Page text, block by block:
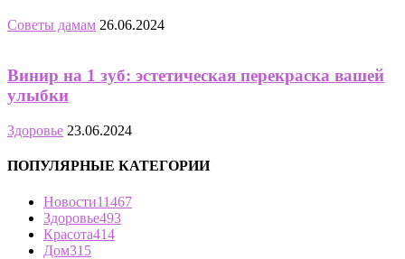
Советы дамам 26.06.2024
Винир на 1 зуб: эстетическая перекраска вашей
улыбки
Здоровье 23.06.2024
ПОПУЛЯРНЫЕ КАТЕГОРИИ
Новости11467
Здоровье493
Красота414
Дом315